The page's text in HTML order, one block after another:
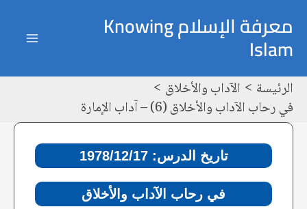
إلى
المحتوى
معرفة الإسلام Knowing
Islam
الرئيسة
الآداب والأخلاق
في رحاب الآداب والأخلاق (6) – آداب الإمارة
تاريخ الدرس: 1978/12/17
في رحاب الآداب والأخلاق
navigation